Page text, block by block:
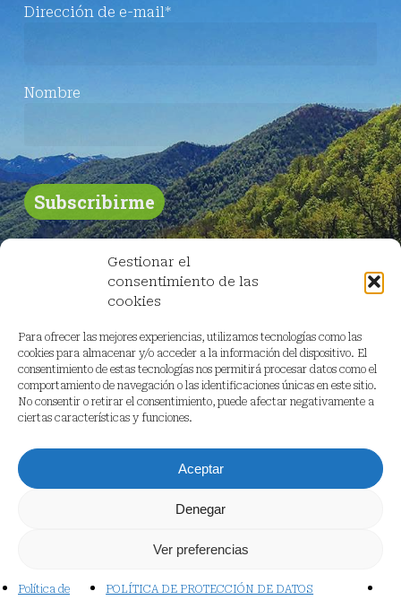
Gestionar el
consentimiento de las
cookies
Para ofrecer las mejores experiencias, utilizamos tecnologías como las
cookies para almacenar y/o acceder a la información del dispositivo. El
consentimiento de estas tecnologías nos permitirá procesar datos como el
comportamiento de navegación o las identificaciones únicas en este sitio.
No consentir o retirar el consentimiento, puede afectar negativamente a
ciertas características y funciones.
Aceptar
Denegar
Ver preferencias
Política de POLÍTICA DE PROTECCIÓN DE DATOS
Dirección de e-mail*
Nombre